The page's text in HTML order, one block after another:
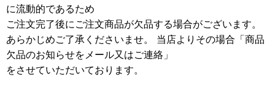
に流動的であるため
ご注文完了後にご注文商品が欠品する場合がございます。
あらかじめご了承くださいませ。 当店よりその場合「商品
欠品のお知らせをメール又はご連絡」
をさせていただいております。